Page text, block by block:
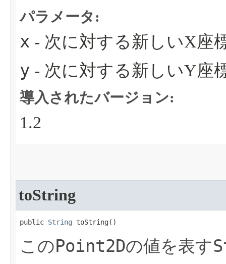
パラメータ:
x - 次に対する新しいX座
y - 次に対する新しいY座
導入されたバージョン:
1.2
toString
public String toString​()
このPoint2Dの値を表す